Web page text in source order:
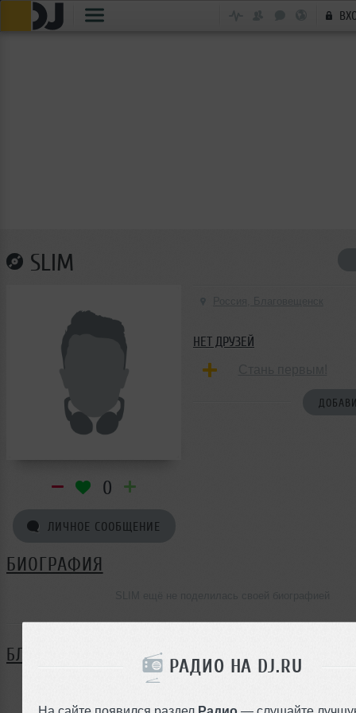
РАДИО НА DJ.RU
На сайте появился раздел Радио — слушайте
SLIM
0
ЛИЧНОЕ СООБЩЕНИЕ
НЕТ ДРУЗЕЙ
БИОГРАФИЯ
БЛОГ